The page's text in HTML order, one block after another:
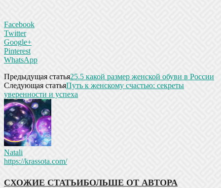
Facebook
Twitter
Google+
Pinterest
WhatsApp
Предыдущая статья25.5 какой размер женской обуви в России
Следующая статьяПуть к женскому счастью: секреты
уверенности и успеха
Natali
https://krassota.com/
СХОЖИЕ СТАТЬИБОЛЬШЕ ОТ АВТОРА